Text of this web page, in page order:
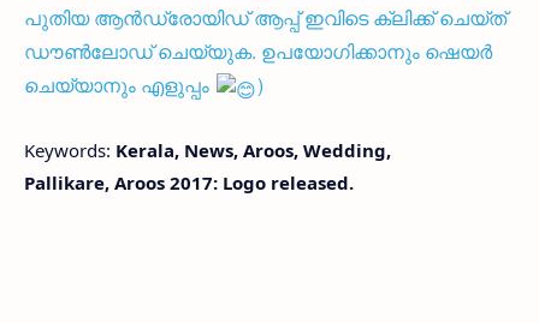
പുതിയ ആൻഡ്രോയിഡ് ആപ്പ് ഇവിടെ ക്ലിക്ക് ചെയ്ത്
ഡൗൺലോഡ് ചെയ്യുക. ഉപയോഗിക്കാനും ഷെയർ
ചെയ്യാനും എളുപ്പം
)
Keywords: Kerala, News, Aroos, Wedding,
Pallikare, Aroos 2017: Logo released.